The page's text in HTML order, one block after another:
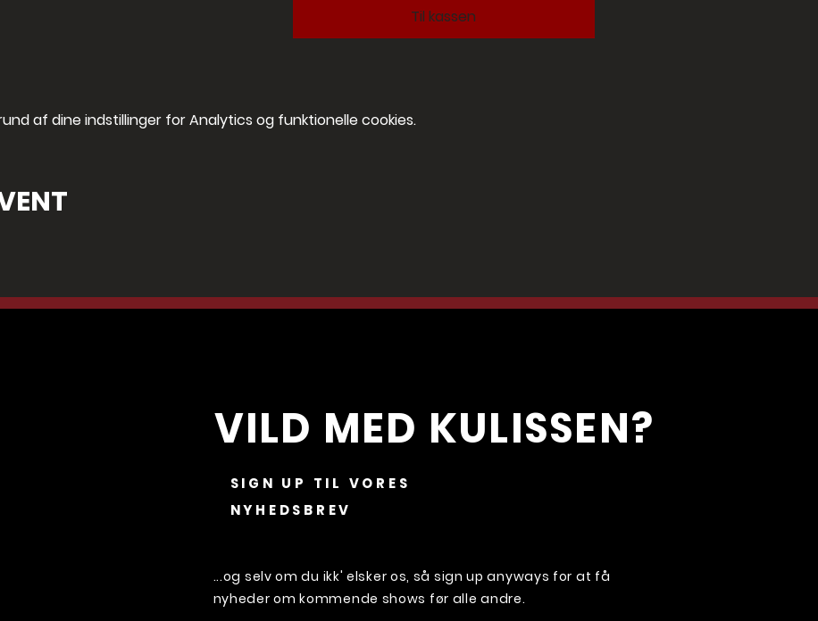
Til kassen
af dine indstillinger for Analytics og funktionelle cookies.
VILD MED KULISSEN?
SIGN UP TIL VORES
NYHEDSBREV
...og selv om du ikk' elsker os, så sign up anyways for at få
nyheder om kommende shows før alle andre.